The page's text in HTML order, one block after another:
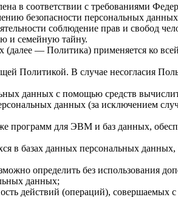
в соответствии с требованиями
безопасности персональных
соблюдение прав и свобод
и семейную тайну.
— Политика) применяется ко
Политикой. В случае несогласия
данных с помощью средств
данных (за исключением
для ЭВМ и баз данных,
в базах данных персональных
определить без использования
данных;
действий (операций), совершаемых с